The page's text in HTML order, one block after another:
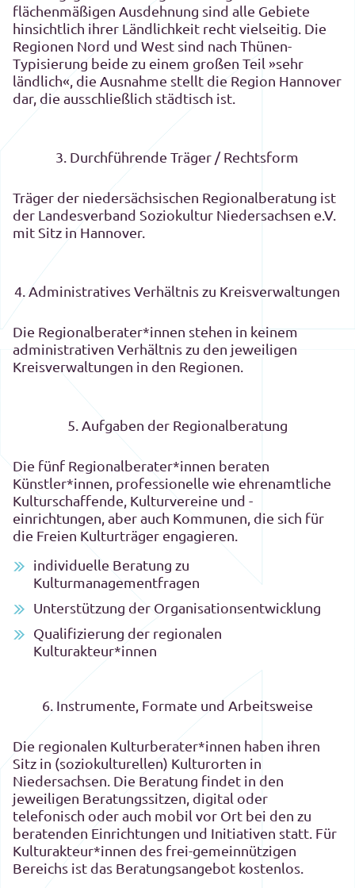
flächenmäßigen Ausdehnung sind alle Gebiete
hinsichtlich ihrer Ländlichkeit recht vielseitig. Die
Regionen Nord und West sind nach Thünen-
Typisierung beide zu einem großen Teil »sehr
ländlich«, die Ausnahme stellt die Region Hannover
dar, die ausschließlich städtisch ist.
3. Durchführende Träger / Rechtsform
Träger der niedersächsischen Regionalberatung ist
der Landesverband Soziokultur Niedersachsen e.V.
mit Sitz in Hannover.
4. Administratives Verhältnis zu Kreisverwaltungen
Die Regionalberater*innen stehen in keinem
administrativen Verhältnis zu den jeweiligen
Kreisverwaltungen in den Regionen.
5. Aufgaben der Regionalberatung
Die fünf Regionalberater*innen beraten
Künstler*innen, professionelle wie ehrenamtliche
Kulturschaffende, Kulturvereine und -
einrichtungen, aber auch Kommunen, die sich für
die Freien Kulturträger engagieren.
individuelle Beratung zu
Kulturmanagementfragen
Unterstützung der Organisationsentwicklung
Qualifizierung der regionalen
Kulturakteur*innen
6. Instrumente, Formate und Arbeitsweise
Die regionalen Kulturberater*innen haben ihren
Sitz in (soziokulturellen) Kulturorten in
Niedersachsen. Die Beratung findet in den
jeweiligen Beratungssitzen, digital oder
telefonisch oder auch mobil vor Ort bei den zu
beratenden Einrichtungen und Initiativen statt. Für
Kulturakteur*innen des frei-gemeinnützigen
Bereichs ist das Beratungsangebot kostenlos.